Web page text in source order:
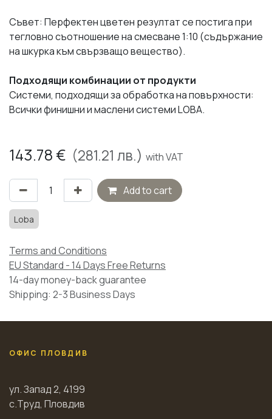
Съвет: Перфектен цветен резултат се постига при
тегловно съотношение на смесване 1:10 (съдържание
на шкурка към свързващо вещество).
Подходящи комбинации от продукти
Системи, подходящи за обработка на повърхности:
Всички финишни и маслени системи LOBA.
143.78 € (281.21 лв.) with VAT
Add to cart
Loba
Terms and Conditions
EU Standard - 14 Days Free Returns
14-day money-back guarantee
Shipping: 2-3 Business Days
ОФИС ПЛОВДИВ
ул. Запад 2, 4199
с.Труд, Пловдив